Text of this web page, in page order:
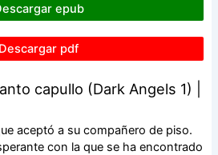
epub
Descargar pdf
capullo (Dark Angels 1) |
aceptó a su compañero de piso.
con la que se ha encontrado